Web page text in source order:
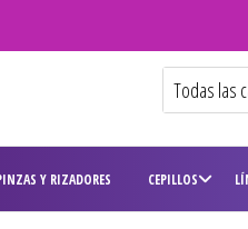
Y RIZADORES CEPILLOS